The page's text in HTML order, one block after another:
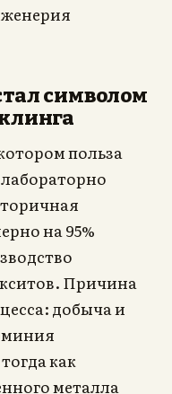
символом
польза
на 95%
Причина
добыча и
как
металла